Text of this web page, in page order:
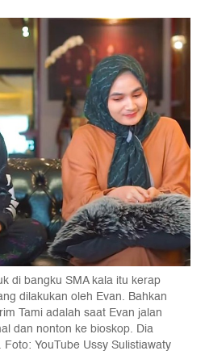
di bangku SMA kala itu kerap
dilakukan oleh Evan. Bahkan
Tami adalah saat Evan jalan
dan nonton ke bioskop. Dia
YouTube Ussy Sulistiawaty